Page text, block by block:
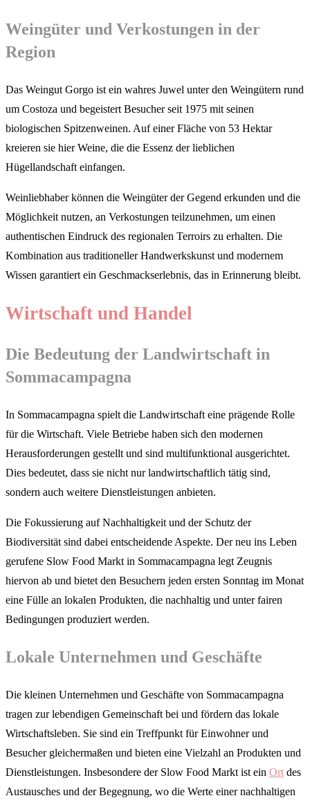
Weingüter und Verkostungen in der
Region
Das Weingut Gorgo ist ein wahres Juwel unter den Weingütern rund
um Costoza und begeistert Besucher seit 1975 mit seinen
biologischen Spitzenweinen. Auf einer Fläche von 53 Hektar
kreieren sie hier Weine, die die Essenz der lieblichen
Hügellandschaft einfangen.
Weinliebhaber können die Weingüter der Gegend erkunden und die
Möglichkeit nutzen, an Verkostungen teilzunehmen, um einen
authentischen Eindruck des regionalen Terroirs zu erhalten. Die
Kombination aus traditioneller Handwerkskunst und modernem
Wissen garantiert ein Geschmackserlebnis, das in Erinnerung bleibt.
Wirtschaft und Handel
Die Bedeutung der Landwirtschaft in
Sommacampagna
In Sommacampagna spielt die Landwirtschaft eine prägende Rolle
für die Wirtschaft. Viele Betriebe haben sich den modernen
Herausforderungen gestellt und sind multifunktional ausgerichtet.
Dies bedeutet, dass sie nicht nur landwirtschaftlich tätig sind,
sondern auch weitere Dienstleistungen anbieten.
Die Fokussierung auf Nachhaltigkeit und der Schutz der
Biodiversität sind dabei entscheidende Aspekte. Der neu ins Leben
gerufene Slow Food Markt in Sommacampagna legt Zeugnis
hiervon ab und bietet den Besuchern jeden ersten Sonntag im Monat
eine Fülle an lokalen Produkten, die nachhaltig und unter fairen
Bedingungen produziert werden.
Lokale Unternehmen und Geschäfte
Die kleinen Unternehmen und Geschäfte von Sommacampagna
tragen zur lebendigen Gemeinschaft bei und fördern das lokale
Wirtschaftsleben. Sie sind ein Treffpunkt für Einwohner und
Besucher gleichermaßen und bieten eine Vielzahl an Produkten und
Dienstleistungen. Insbesondere der Slow Food Markt ist ein Ort des
Austausches und der Begegnung, wo die Werte einer nachhaltigen